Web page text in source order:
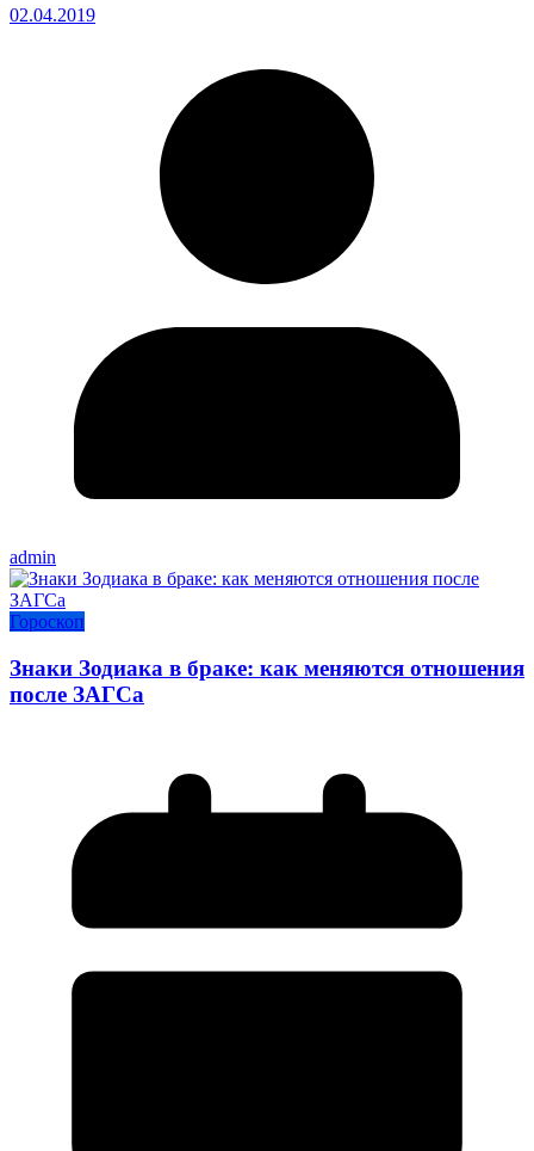
02.04.2019
admin
Гороскоп
Знаки Зодиака в браке: как меняются отношения
после ЗАГСа